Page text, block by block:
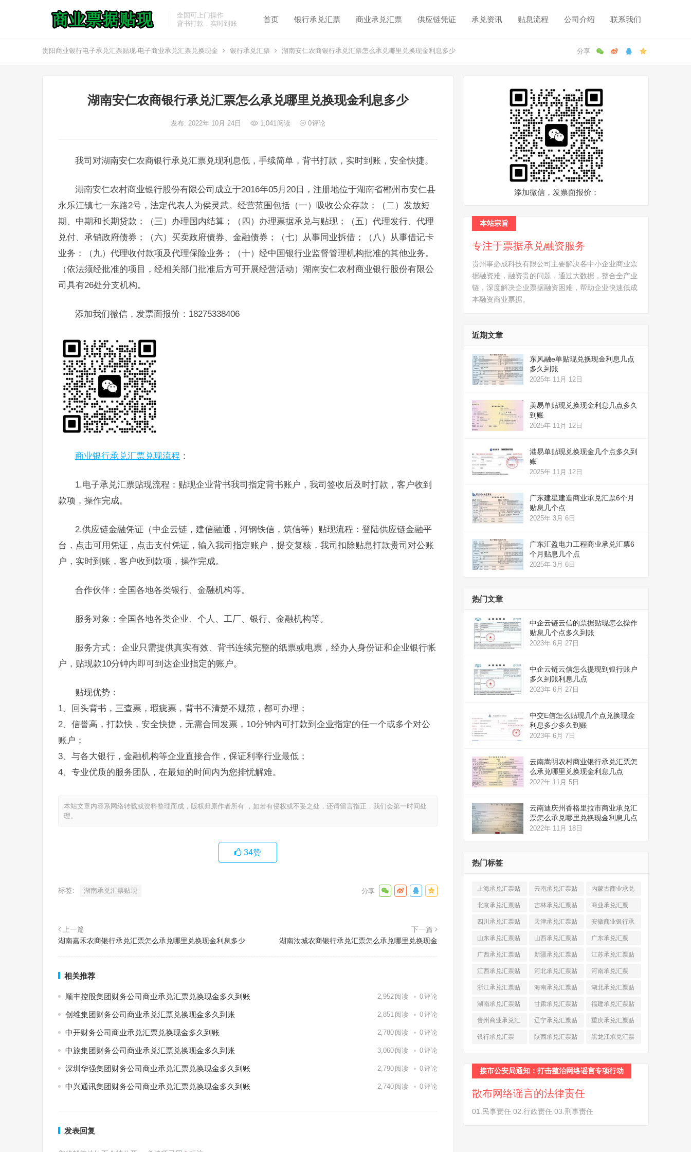
全国可上门操作
背书打款，实时到账
首页 银行承兑汇票 商业承兑汇票 供应链凭证 承兑资讯 贴息流程 公司介绍 联系我们
贵阳商业银行电子承兑汇票贴现-电子商业承兑汇票兑换现金 银行承兑汇票 湖南安仁农商银行承兑汇票怎么承兑哪里兑换现金利息多少
湖南安仁农商银行承兑汇票怎么承兑哪里兑换现金利息多少
发布: 2022年 10月 24日 1,041阅读 0评论
我司对湖南安仁农商银行承兑汇票兑现利息低，手续简单，背书打款，实时到账，安全快捷。
湖南安仁农村商业银行股份有限公司成立于2016年05月20日，注册地位于湖南省郴州市安仁县
永乐江镇七一东路2号，法定代表人为侯灵武。经营范围包括（一）吸收公众存款；（二）发放短
期、中期和长期贷款；（三）办理国内结算；（四）办理票据承兑与贴现；（五）代理发行、代理
兑付、承销政府债券；（六）买卖政府债券、金融债券；（七）从事同业拆借；（八）从事借记卡
业务；（九）代理收付款项及代理保险业务；（十）经中国银行业监督管理机构批准的其他业务。
（依法须经批准的项目，经相关部门批准后方可开展经营活动）湖南安仁农村商业银行股份有限公
司具有26处分支机构。
添加我们微信，发票面报价：18275338406
商业银行承兑汇票兑现流程 ：
1.电子承兑汇票贴现流程：贴现企业背书我司指定背书账户，我司签收后及时打款，客户收到
款项，操作完成。
2.供应链金融凭证（中企云链，建信融通，河钢铁信，筑信等）贴现流程：登陆供应链金融平
台，点击可用凭证，点击支付凭证，输入我司指定账户，提交复核，我司扣除贴息打款贵司对公账
户，实时到账，客户收到款项，操作完成。
合作伙伴：全国各地各类银行、金融机构等。
服务对象：全国各地各类企业、个人、工厂、银行、金融机构等。
服务方式： 企业只需提供真实有效、背书连续完整的纸票或电票，经办人身份证和企业银行帐
户，贴现款10分钟内即可到达企业指定的账户。
贴现优势：
1、回头背书，三查票，瑕疵票，背书不清楚不规范，都可办理；
2、信誉高，打款快，安全快捷，无需合同发票，10分钟内可打款到企业指定的任一个或多个对公
账户；
3、与各大银行，金融机构等企业直接合作，保证利率行业最低；
4、专业优质的服务团队，在最短的时间内为您排忧解难。
本站文章内容系网络转载或资料整理而成，版权归原作者所有 ，如若有侵权或不妥之处，还请留言指正，我们会第一时间处
理。
34赞
标签: 湖南承兑汇票贴现
上一篇
湖南嘉禾农商银行承兑汇票怎么承兑哪里兑换现金利息多少
下一篇
湖南汝城农商银行承兑汇票怎么承兑哪里兑换现金
相关推荐
顺丰控股集团财务公司商业承兑汇票兑换现金多久到账 2,952 阅读 0评论
创维集团财务公司商业承兑汇票兑换现金多久到账 2,851 阅读 0评论
中开财务公司商业承兑汇票兑换现金多久到账 2,780 阅读 0评论
中旅集团财务公司商业承兑汇票兑换现金多久到账 3,060 阅读 0评论
深圳华强集团财务公司商业承兑汇票兑换现金多久到账 2,790 阅读 0评论
中兴通讯集团财务公司商业承兑汇票兑换现金多久到账 2,740 阅读 0评论
发表回复
添加微信，发票面报价：
本站宗旨
专注于票据承兑融资服务
贵州事必成科技有限公司主要解决各中小企业商业票
据融资难，融资贵的问题，通过大数据，整合全产业
链，深度解决企业票据融资困难，帮助企业快速低成
本融资商业票据。
近期文章
东风融e单贴现兑换现金利息几点
多久到账
2025年 11月 12日
美易单贴现兑换现金利息几点多久
到账
2025年 11月 12日
港易单贴现兑换现金几个点多久到
账
2025年 11月 12日
广东建星建造商业承兑汇票6个月
贴息几个点
2025年 3月 6日
广东汇盈电力工程商业承兑汇票6
个月贴息几个点
2025年 3月 6日
热门文章
中企云链云信的票据贴现怎么操作
贴息几个点多久到账
2023年 6月 27日
中企云链云信怎么提现到银行账户
多久到账利息几点
2023年 6月 27日
中交E信怎么贴现几个点兑换现金
利息多少多久到账
2023年 6月 7日
云南嵩明农村商业银行承兑汇票怎
么承兑哪里兑换现金利息几点
2022年 11月 5日
云南迪庆州香格里拉市商业承兑汇
票怎么承兑哪里兑换现金利息几点
2022年 11月 18日
热门标签
上海承兑汇票贴
现(520)
云南承兑汇票贴
现(324)
内蒙古商业承兑
汇票(316)
北京承兑汇票贴
现 (912)
吉林承兑汇票贴
现(123)
商业承兑汇票
(225)
四川承兑汇票贴
现(790)
天津承兑汇票贴
现(242)
安徽商业银行承
兑汇票 (565)
山东承兑汇票贴
现(874)
山西承兑汇票贴
现(463)
广东承兑汇票
(979)
广西承兑汇票贴
现(278)
新疆承兑汇票贴
现(264)
江苏承兑汇票贴
现(774)
江西承兑汇票贴
现(366)
河北承兑汇票贴
现(374)
河南承兑汇票
(518)
浙江承兑汇票贴
现(691)
海南承兑汇票贴
现(145)
湖北承兑汇票贴
现(587)
湖南承兑汇票贴
现(453)
甘肃承兑汇票贴
现(194)
福建承兑汇票贴
现(945)
贵州商业承兑汇
票(284)
辽宁承兑汇票贴
现(344)
重庆承兑汇票贴
现(232)
银行承兑汇票
陕西承兑汇票贴
黑龙江承兑汇票
接市公安局通知：打击整治网络谣言专项行动
散布网络谣言的法律责任
01.民事责任 02.行政责任 03.刑事责任